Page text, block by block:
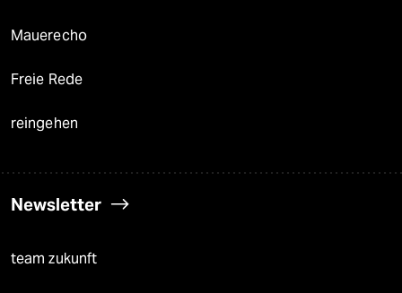
Mauerecho
Freie Rede
reingehen
Newsletter
team zukunft